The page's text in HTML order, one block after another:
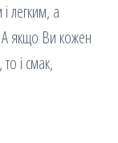
і легким, а
якщо Ви кожен
і смак,